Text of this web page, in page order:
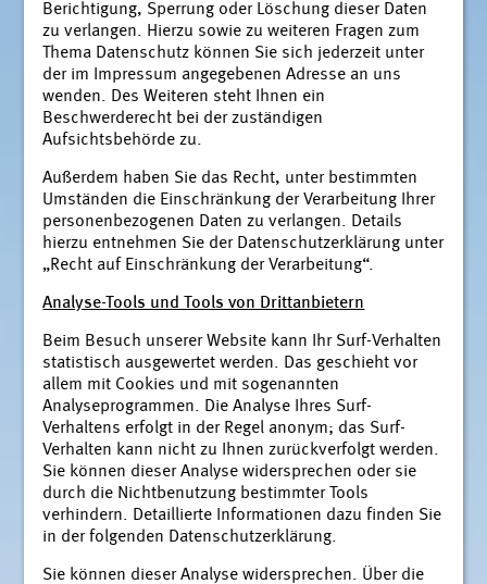
Berichtigung, Sperrung oder Löschung dieser Daten
zu verlangen. Hierzu sowie zu weiteren Fragen zum
Thema Datenschutz können Sie sich jederzeit unter
der im Impressum angegebenen Adresse an uns
wenden. Des Weiteren steht Ihnen ein
Beschwerderecht bei der zuständigen
Aufsichtsbehörde zu.
Außerdem haben Sie das Recht, unter bestimmten
Umständen die Einschränkung der Verarbeitung Ihrer
personenbezogenen Daten zu verlangen. Details
hierzu entnehmen Sie der Datenschutzerklärung unter
„Recht auf Einschränkung der Verarbeitung“.
Analyse-Tools und Tools von Drittanbietern
Beim Besuch unserer Website kann Ihr Surf-Verhalten
statistisch ausgewertet werden. Das geschieht vor
allem mit Cookies und mit sogenannten
Analyseprogrammen. Die Analyse Ihres Surf-
Verhaltens erfolgt in der Regel anonym; das Surf-
Verhalten kann nicht zu Ihnen zurückverfolgt werden.
Sie können dieser Analyse widersprechen oder sie
durch die Nichtbenutzung bestimmter Tools
verhindern. Detaillierte Informationen dazu finden Sie
in der folgenden Datenschutzerklärung.
Sie können dieser Analyse widersprechen. Über die